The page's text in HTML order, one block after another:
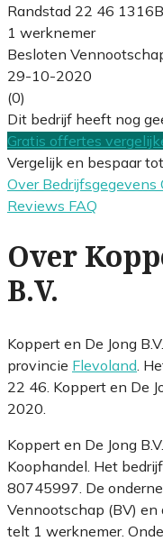
Randstad 22 46
1 werknemer
Besloten
29-10-2020
(0)
Dit bedrijf heeft nog
Gratis offertes
Vergelijk en bespaar
Over Bedrijfsgegevens
Reviews FAQ
Over
B.V.
Koppert en De Jong
provincie Flevoland .
22 46. Koppert en De
2020.
Koppert en De Jong
Koophandel. Het
80745997. De
Vennootschap (BV)
telt 1 werknemer.